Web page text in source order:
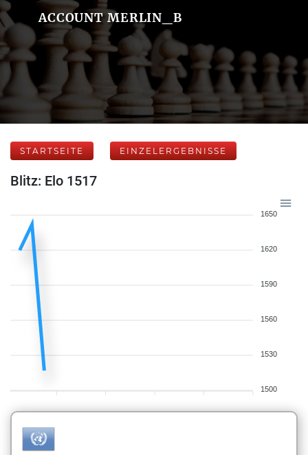
ACCOUNT MERLIN_B
STARTSEITE EINZELERGEBNISSE
Blitz: Elo 1517
1650
1620
1590
1560
1530
1500